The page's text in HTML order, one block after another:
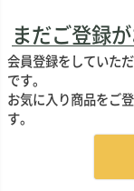
まだご登録
会員登録をしていた
です。
お気に入り商品をご
す。